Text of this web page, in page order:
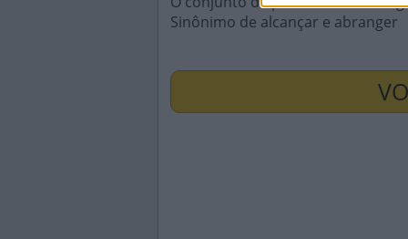
Sinônimo de alcançar e abranger